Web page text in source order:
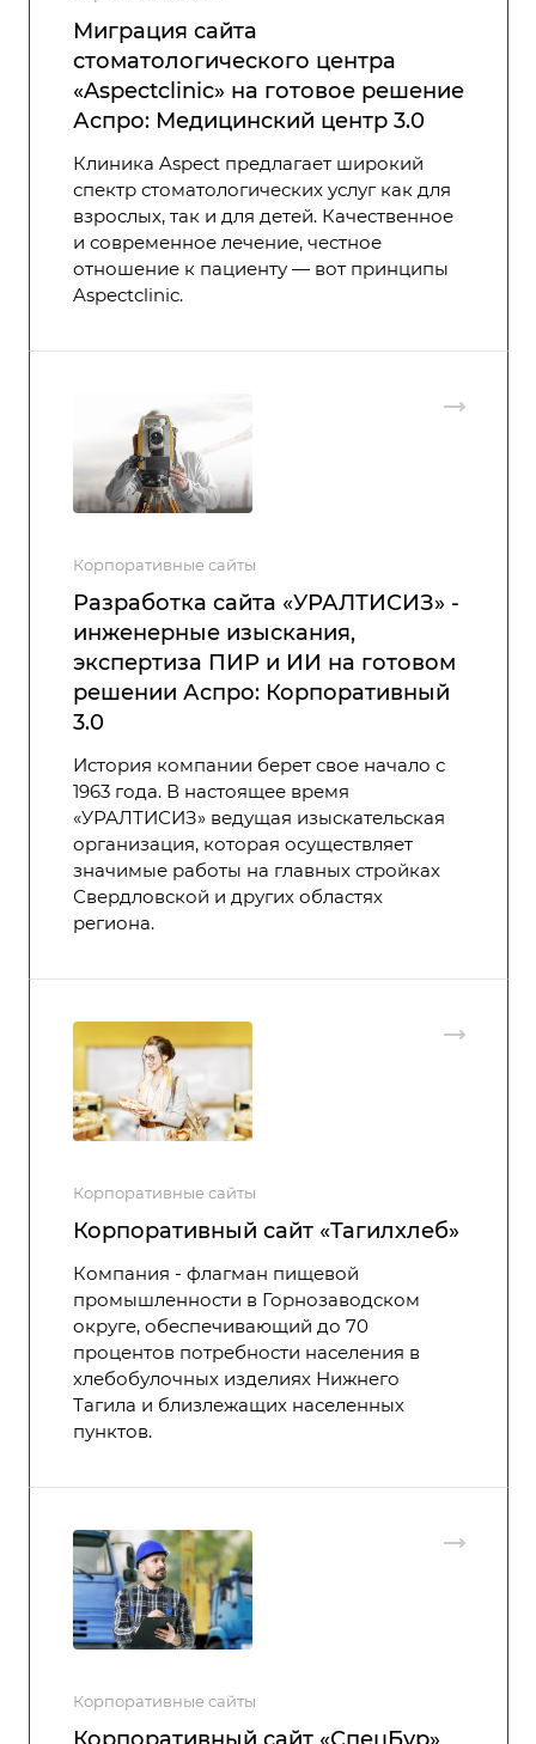
Миграция сайта
стоматологического центра
«Aspectclinic» на готовое решение
Аспро: Медицинский центр 3.0
Клиника Aspect предлагает широкий
спектр стоматологических услуг как для
взрослых, так и для детей. Качественное
и современное лечение, честное
отношение к пациенту — вот принципы
Aspectclinic.
Корпоративные сайты
Разработка сайта «УРАЛТИСИЗ» -
инженерные изыскания,
экспертиза ПИР и ИИ на готовом
решении Аспро: Корпоративный
3.0
История компании берет свое начало с
1963 года. В настоящее время
«УРАЛТИСИЗ» ведущая изыскательская
организация, которая осуществляет
значимые работы на главных стройках
Свердловской и других областях
региона.
Корпоративные сайты
Корпоративный сайт «Тагилхлеб»
Компания - флагман пищевой
промышленности в Горнозаводском
округе, обеспечивающий до 70
процентов потребности населения в
хлебобулочных изделиях Нижнего
Тагила и близлежащих населенных
пунктов.
Корпоративные сайты